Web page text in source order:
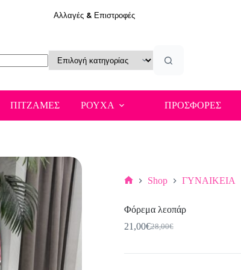
Αλλαγές & Επιστροφές
ΠΙΤΖΑΜΕΣ ΡΟΥΧΑ ΠΡΟΣΦΟΡΕΣ
Shop ΓΥΝΑΙΚΕΙΑ
Φόρεμα λεοπάρ
28,00€
Original
was:
21,00€Η
τιμή